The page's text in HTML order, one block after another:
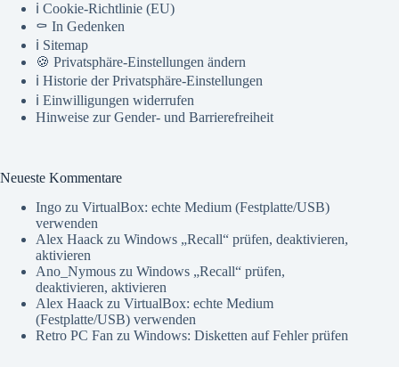
ℹ️ Cookie-Richtlinie (EU)
⚰️ In Gedenken
ℹ️ Sitemap
🍪 Privatsphäre-Einstellungen ändern
ℹ️ Historie der Privatsphäre-Einstellungen
ℹ️ Einwilligungen widerrufen
Hinweise zur Gender- und Barrierefreiheit
Neueste Kommentare
Ingo zu VirtualBox: echte Medium (Festplatte/USB)
verwenden
Alex Haack zu Windows „Recall“ prüfen, deaktivieren,
aktivieren
Ano_Nymous zu Windows „Recall“ prüfen,
deaktivieren, aktivieren
Alex Haack zu VirtualBox: echte Medium
(Festplatte/USB) verwenden
Retro PC Fan zu Windows: Disketten auf Fehler prüfen